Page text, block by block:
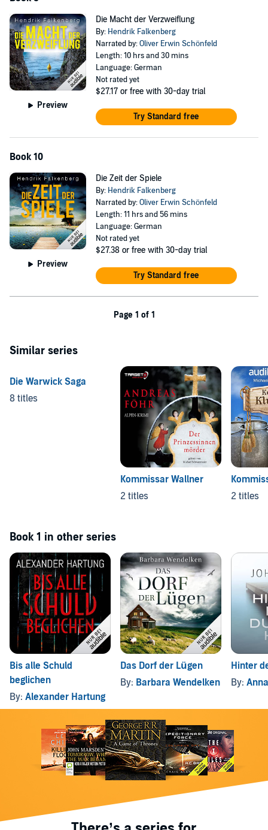
Preview
Die Macht der Verzweiflung
By: Hendrik Falkenberg
Narrated by:Oliver Erwin Schönfeld
Length: 10 hrs and 30 mins
Language: German
Not rated yet
$27.17 or free with 30-day trial
Try Standard free
Book 10
Preview
Die Zeit der Spiele
By: Hendrik Falkenberg
Narrated by:Oliver Erwin Schönfeld
Length: 11 hrs and 56 mins
Language: German
Not rated yet
$27.38 or free with 30-day trial
Try Standard free
Page 1 of 1
Similar series
Die Warwick Saga
8 titles
Kommissar Wallner
2 titles
2 titles
Book 1 in other series
Bis alle Schuld
beglichen
By: Alexander Hartung
Das Dorf der Lügen
By: Barbara Wendelken
Hinter
By: